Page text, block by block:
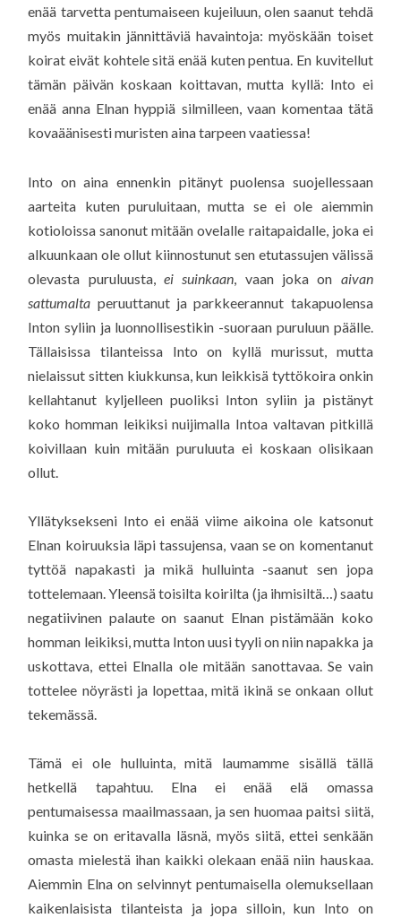
enää tarvetta pentumaiseen kujeiluun, olen saanut tehdä
myös muitakin jännittäviä havaintoja: myöskään toiset
koirat eivät kohtele sitä enää kuten pentua. En kuvitellut
tämän päivän koskaan koittavan, mutta kyllä: Into ei
enää anna Elnan hyppiä silmilleen, vaan komentaa tätä
kovaäänisesti muristen aina tarpeen vaatiessa!
Into on aina ennenkin pitänyt puolensa suojellessaan
aarteita kuten puruluitaan, mutta se ei ole aiemmin
kotioloissa sanonut mitään ovelalle raitapaidalle, joka ei
alkuunkaan ole ollut kiinnostunut sen etutassujen välissä
olevasta puruluusta,ei suinkaan , vaan joka on aivan
sattumalta peruuttanut ja parkkeerannut takapuolensa
Inton syliin ja luonnollisestikin -suoraan puruluun päälle.
Tällaisissa tilanteissa Into on kyllä murissut, mutta
nielaissut sitten kiukkunsa, kun leikkisä tyttökoira onkin
kellahtanut kyljelleen puoliksi Inton syliin ja pistänyt
koko homman leikiksi nuijimalla Intoa valtavan pitkillä
koivillaan kuin mitään puruluuta ei koskaan olisikaan
ollut.
Yllätyksekseni Into ei enää viime aikoina ole katsonut
Elnan koiruuksia läpi tassujensa, vaan se on komentanut
tyttöä napakasti ja mikä hulluinta -saanut sen jopa
tottelemaan. Yleensä toisilta koirilta (ja ihmisiltä…) saatu
negatiivinen palaute on saanut Elnan pistämään koko
homman leikiksi, mutta Inton uusi tyyli on niin napakka ja
uskottava, ettei Elnalla ole mitään sanottavaa. Se vain
tottelee nöyrästi ja lopettaa, mitä ikinä se onkaan ollut
tekemässä.
Tämä ei ole hulluinta, mitä laumamme sisällä tällä
hetkellä tapahtuu. Elna ei enää elä omassa
pentumaisessa maailmassaan, ja sen huomaa paitsi siitä,
kuinka se on eritavalla läsnä, myös siitä, ettei senkään
omasta mielestä ihan kaikki olekaan enää niin hauskaa.
Aiemmin Elna on selvinnyt pentumaisella olemuksellaan
kaikenlaisista tilanteista ja jopa silloin, kun Into on